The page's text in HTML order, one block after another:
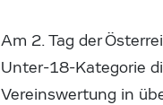
Am 2. Tag der
Unter-18-Kategorie
Vereinswertung in